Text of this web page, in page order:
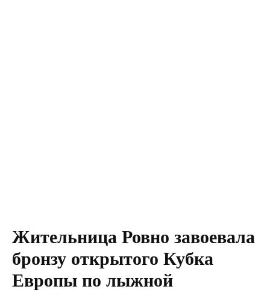
Жительница Ровно завоевала
бронзу открытого Кубка
Европы по лыжной